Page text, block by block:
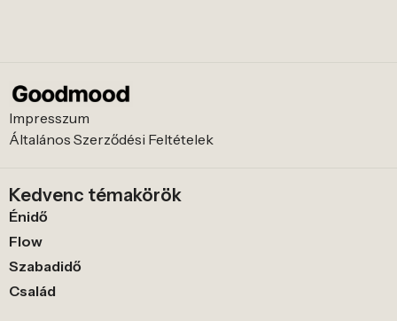
Impresszum
Általános Szerződési Feltételek
Kedvenc témakörök
Énidő
Flow
Szabadidő
Család